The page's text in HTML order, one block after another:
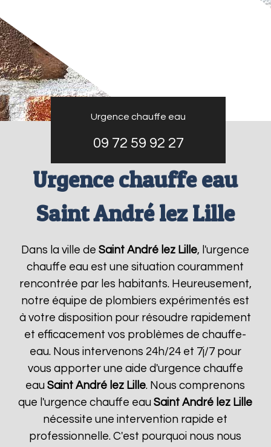
Urgence chauffe eau
09 72 59 92 27
Urgence chauffe eau
Saint André lez Lille
Dans la ville deSaint André lez Lille, l'urgence
chauffe eau est une situation couramment
rencontrée par les habitants. Heureusement,
notre équipe de plombiers expérimentés est
à votre disposition pour résoudre rapidement
et efficacement vos problèmes de chauffe-
eau. Nous intervenons 24h/24 et 7j/7 pour
vous apporter une aide d'urgence chauffe
eauSaint André lez Lille. Nous comprenons
que l'urgence chauffe eauSaint André lez Lille
nécessite une intervention rapide et
professionnelle. C'est pourquoi nous nous